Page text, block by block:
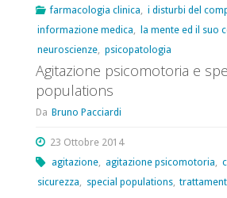
nei
clinica
farmacologia clinica, i disturbi del
informazione medica, la mente ed il suo
neuroscienze, psicopatologia
Agitazione psicomotoria e
populations
Da Bruno Pacciardi
23 Ottobre 2014
agitazione, agitazione psicomotoria,
sicurezza, special populations,